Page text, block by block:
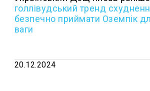
голлівудський тренд
безпечно приймати Оземпік
ваги
20.12.2024